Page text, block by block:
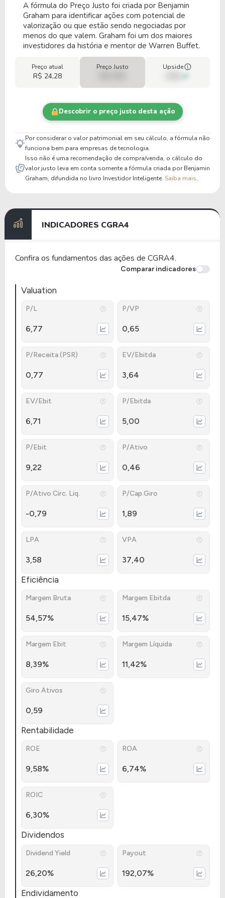
A fórmula do Preço Justo foi criada por Benjamin
Graham para identificar ações com potencial de
valorização ou que estão sendo negociadas por
menos do que valem. Graham foi um dos maiores
investidores da história e mentor de Warren Buffet.
Preço atual
R$ 24,28
Preço Justo Upside
Descobrir o preço justo desta ação
Por considerar o valor patrimonial em seu cálculo, a fórmula não
funciona bem para empresas de tecnologia.
Isso não é uma recomendação de compra/venda, o cálculo do
valor justo leva em conta somente a fórmula criada por Benjamin
Graham, difundida no livro Investidor Inteligente. Saiba mais.
INDICADORES CGRA4
Confira os fundamentos das ações de CGRA4.
Comparar indicadores
Valuation
P/L
6,77
P/VP
0,65
P/Receita (PSR)
0,77
EV/Ebitda
3,64
EV/Ebit
6,71
P/Ebitda
5,00
P/Ebit
9,22
P/Ativo
0,46
P/Ativo Circ. Liq.
-0,79
P/Cap.Giro
1,89
LPA
3,58
VPA
37,40
Eficiência
Margem Bruta
54,57%
Margem Ebitda
15,47%
Margem Ebit
8,39%
Margem Líquida
11,42%
Giro Ativos
0,59
Rentabilidade
ROE
9,58%
ROA
6,74%
ROIC
6,30%
Dividendos
Dividend Yield
26,20%
Payout
192,07%
Endividamento